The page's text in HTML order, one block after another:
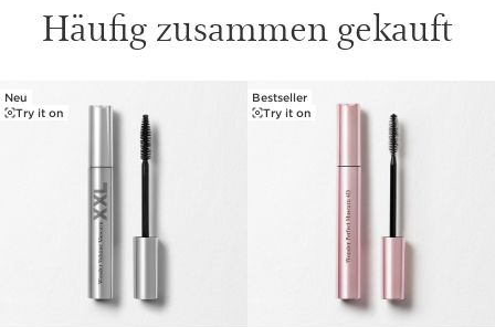
Häufig zusammen gekauft
WEITER ZUM INHALT
Neu
Try it on
Bestseller
Try it on